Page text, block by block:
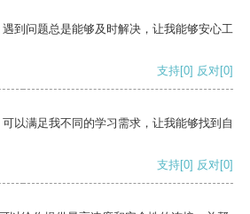
到问题总是能够及时解决，让我能够安心工
支持[0] 反对[0]
以满足我不同的学习需求，让我能够找到自
支持[0] 反对[0]